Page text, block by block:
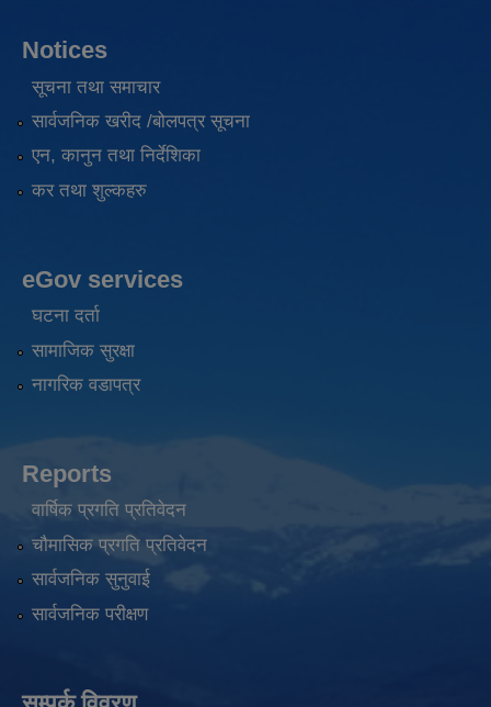
Notices
सूचना तथा समाचार
सार्वजनिक खरीद /बोलपत्र सूचना
एन, कानुन तथा निर्देशिका
कर तथा शुल्कहरु
eGov services
घटना दर्ता
सामाजिक सुरक्षा
नागरिक वडापत्र
Reports
वार्षिक प्रगति प्रतिवेदन
चौमासिक प्रगति प्रतिवेदन
सार्वजनिक सुनुवाई
सार्वजनिक परीक्षण